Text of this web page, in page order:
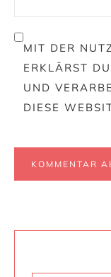
MIT DER
ERKLÄRST
UND
DIESE